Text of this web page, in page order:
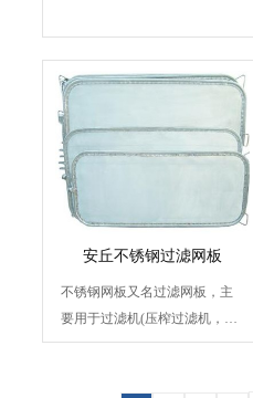
安丘不锈钢过滤网板
不锈钢网板又名过滤网板，主
要用于过滤机(压榨过滤机，水
平叶片式过滤机，板式密...